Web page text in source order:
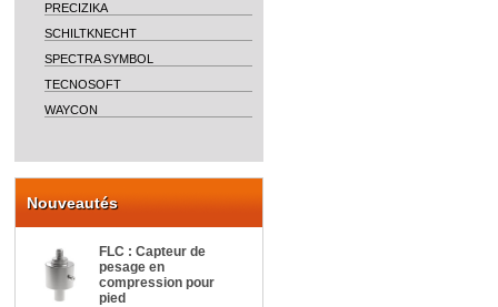
PRECIZIKA
SCHILTKNECHT
SPECTRA SYMBOL
TECNOSOFT
WAYCON
Nouveautés
FLC : Capteur de
pesage en
compression pour
pied